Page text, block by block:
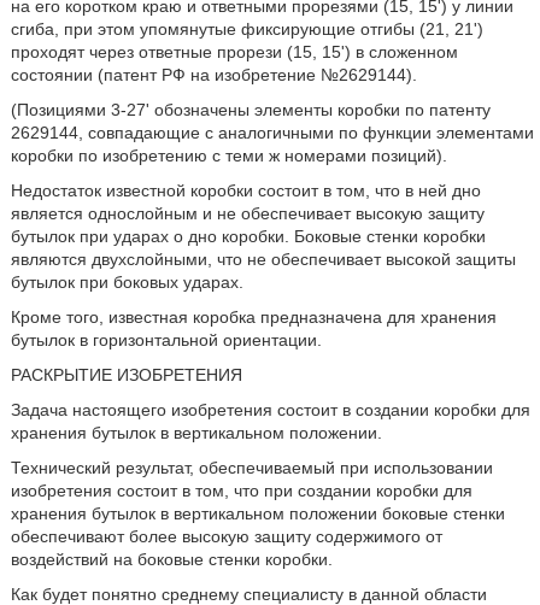
на его коротком краю и ответными прорезями (15, 15') у линии
сгиба, при этом упомянутые фиксирующие отгибы (21, 21')
проходят через ответные прорези (15, 15') в сложенном
состоянии (патент РФ на изобретение №2629144).
(Позициями 3-27' обозначены элементы коробки по патенту
2629144, совпадающие с аналогичными по функции элементами
коробки по изобретению с теми ж номерами позиций).
Недостаток известной коробки состоит в том, что в ней дно
является однослойным и не обеспечивает высокую защиту
бутылок при ударах о дно коробки. Боковые стенки коробки
являются двухслойными, что не обеспечивает высокой защиты
бутылок при боковых ударах.
Кроме того, известная коробка предназначена для хранения
бутылок в горизонтальной ориентации.
РАСКРЫТИЕ ИЗОБРЕТЕНИЯ
Задача настоящего изобретения состоит в создании коробки для
хранения бутылок в вертикальном положении.
Технический результат, обеспечиваемый при использовании
изобретения состоит в том, что при создании коробки для
хранения бутылок в вертикальном положении боковые стенки
обеспечивают более высокую защиту содержимого от
воздействий на боковые стенки коробки.
Как будет понятно среднему специалисту в данной области